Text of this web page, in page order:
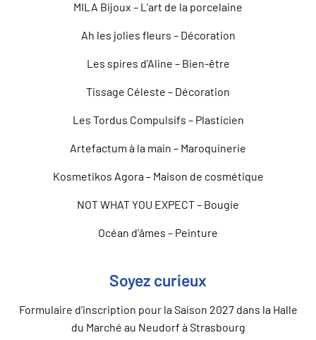
MILA Bijoux – L’art de la porcelaine
Ah les jolies fleurs – Décoration
Les spires d’Aline – Bien-être
Tissage Céleste – Décoration
Les Tordus Compulsifs – Plasticien
Artefactum à la main – Maroquinerie
Kosmetikos Agora – Maison de cosmétique
NOT WHAT YOU EXPECT – Bougie
Océan d’âmes – Peinture
Soyez curieux
Formulaire d’inscription pour la Saison 2027 dans la Halle
du Marché au Neudorf à Strasbourg